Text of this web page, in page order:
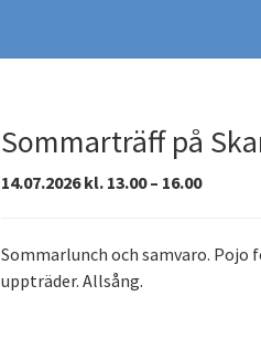
Sommarträff på
14.07.2026 kl. 13.00 – 16.00
Sommarlunch och samvaro. Pojo
uppträder. Allsång.